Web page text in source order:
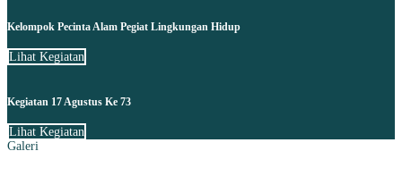
Kelompok Pecinta Alam Pegiat Lingkungan Hidup
Lihat Kegiatan
Kegiatan 17 Agustus Ke 73
Lihat Kegiatan
Galeri